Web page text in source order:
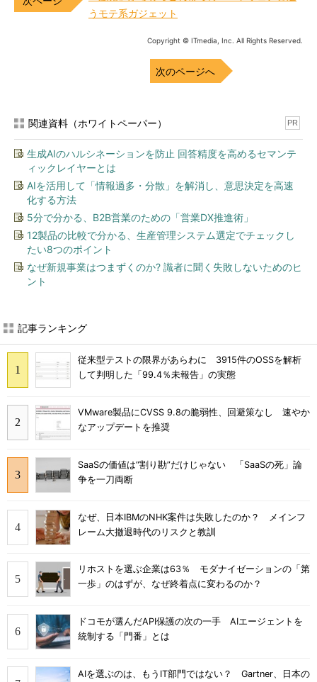
うモテ系ガジェット
Copyright © ITmedia, Inc. All Rights Reserved.
次のページへ
関連資料（ホワイトペーパー） PR
生成AIのハルシネーションを防止 回答精度を高めるセマンテ
ィックレイヤーとは
AIを活用して「情報過多・分散」を解消し、意思決定を高速
化する方法
5分で分かる、B2B営業のための「営業DX推進術」
12製品の比較で分かる、生産管理システム選定でチェックし
たい8つのポイント
なぜ新規事業はつまずくのか? 識者に聞く失敗しないためのヒ
ント
記事ランキング
従来型テストの限界があらわに 3915件のOSSを解析
して判明した「99.4％未報告」の実態
VMware製品にCVSS 9.8の脆弱性、回避策なし 速やか
なアップデートを推奨
SaaSの価値は“割り勘”だけじゃない 「SaaSの死」論
争を一刀両断
なぜ、日本IBMのNHK案件は失敗したのか？ メインフ
レーム大撤退時代のリスクと教訓
リホストを選ぶ企業は63％ モダナイゼーションの「第
一歩」のはずが、なぜ終着点に変わるのか？
ドコモが選んだAPI保護の次の一手 AIエージェントを
統制する「門番」とは
AIを選ぶのは、もうIT部門ではない？ Gartner、日本の